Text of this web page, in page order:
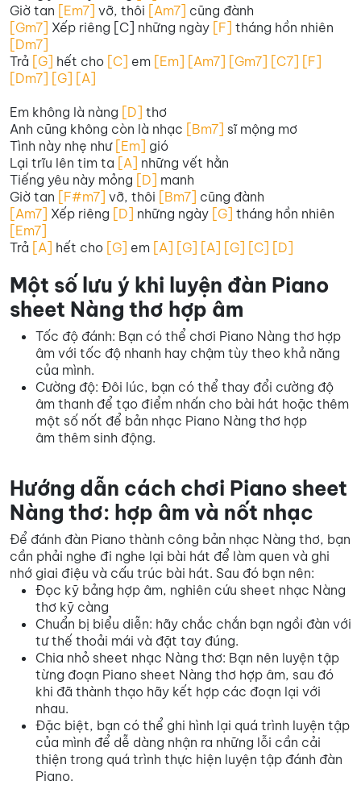
Giờ tan [Em7] vỡ, thôi [Am7] cũng đành
[Gm7] Xếp riêng [C] những ngày [F] tháng hồn nhiên
[Dm7]
Trả [G] hết cho [C] em [Em] [Am7] [Gm7] [C7] [F]
[Dm7] [G] [A]
Em không là nàng [D] thơ
Anh cũng không còn là nhạc [Bm7] sĩ mộng mơ
Tình này nhẹ như[Em] gió
Lại trĩu lên tim ta [A] những vết hằn
Tiếng yêu này mỏng [D] manh
Giờ tan [F#m7] vỡ, thôi [Bm7] cũng đành
[Am7] Xếp riêng [D] những ngày [G] tháng hồn nhiên
[Em7]
Trả [A] hết cho [G] em [A] [G] [A] [G] [C] [D]
Một số lưu ý khi luyện đàn Piano
sheet Nàng thơ hợp âm
Tốc độ đánh: Bạn có thể chơi Piano Nàng thơ hợp
âm với tốc độ nhanh hay chậm tùy theo khả năng
của mình.
Cường độ: Đôi lúc, bạn có thể thay đổi cường độ
âm thanh để tạo điểm nhấn cho bài hát hoặc thêm
một số nốt để bản nhạc Piano Nàng thơ hợp
âm thêm sinh động.
Hướng dẫn cách chơi Piano sheet
Nàng thơ: hợp âm và nốt nhạc
Để đánh đàn Piano thành công bản nhạc Nàng thơ, bạn
cần phải nghe đi nghe lại bài hát để làm quen và ghi
nhớ giai điệu và cấu trúc bài hát. Sau đó bạn nên:
Đọc kỹ bảng hợp âm, nghiên cứu sheet nhạc Nàng
thơ kỹ càng
Chuẩn bị biểu diễn: hãy chắc chắn bạn ngồi đàn với
tư thế thoải mái và đặt tay đúng.
Chia nhỏ sheet nhạc Nàng thơ: Bạn nên luyện tập
từng đoạn Piano sheet Nàng thơ hợp âm, sau đó
khi đã thành thạo hãy kết hợp các đoạn lại với
nhau.
Đặc biệt, bạn có thể ghi hình lại quá trình luyện tập
của mình để dễ dàng nhận ra những lỗi cần cải
thiện trong quá trình thực hiện luyện tập đánh đàn
Piano.